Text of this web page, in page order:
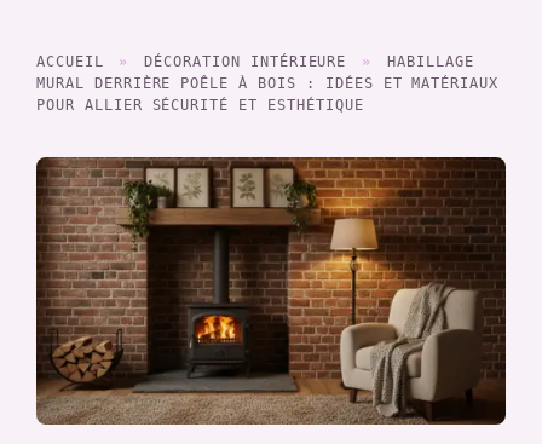
ACCUEIL » DÉCORATION INTÉRIEURE »
HABILLAGE
MURAL DERRIÈRE POÊLE À BOIS : IDÉES ET MATÉRIAUX
POUR ALLIER SÉCURITÉ ET ESTHÉTIQUE